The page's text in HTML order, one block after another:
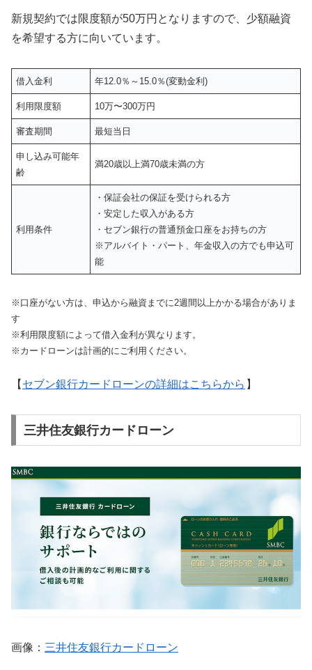
新規契約では限度額が50万円となりますので、少額融資
を希望する方に向いています。
借入金利 年12.0％～15.0％(変動金利)
利用限度額 10万〜300万円
審査期間 最短当日
申し込み可能年
齢
満20歳以上満70歳未満の方
利用条件
・保証会社の保証を受けられる方
・安定した収入がある方
・セブン銀行の普通預金口座をお持ちの方
※アルバイト・パート、年金収入の方でも申込可
能
※口座がない方は、申込から融資までに2週間以上かかる場合がありま
す
※利用限度額によって借入金利が異なります。
※カードローンは計画的にご利用ください。
【 セブン銀行カードローンの詳細はこちらから 】
三井住友銀行カードローン
画像： 三井住友銀行カードローン